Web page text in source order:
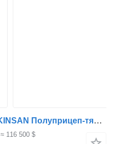
UzAutoTrailer Траллер MAKINSAN Полуприцеп-тяжеловоз В НАЛИЧИИ !!
≈ 116 500 $